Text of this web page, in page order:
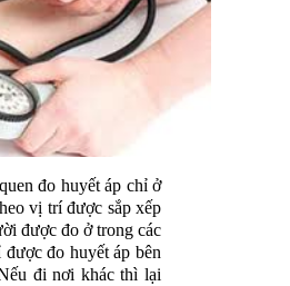
đo huyết áp chỉ ở
vị trí được sắp xếp
được đo ở trong các
được đo huyết áp bên
đi nơi khác thì lại